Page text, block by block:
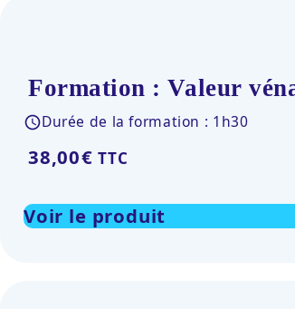
Formation : Valeur
Durée de la formation : 1h30
38,00€ TTC
Voir le produit